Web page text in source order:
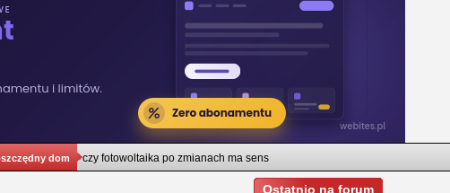
dom czy fotowoltaika po zmianach ma sens
Ostatnio na forum